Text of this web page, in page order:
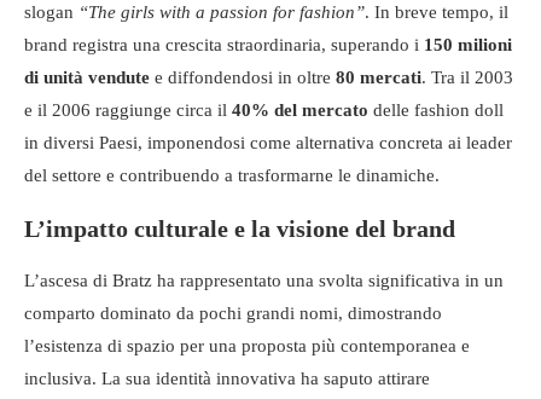
slogan “The girls with a passion for fashion”. In breve tempo, il
brand registra una crescita straordinaria, superando i 150 milioni
di unità vendute e diffondendosi in oltre 80 mercati. Tra il 2003
e il 2006 raggiunge circa il 40% del mercato delle fashion doll
in diversi Paesi, imponendosi come alternativa concreta ai leader
del settore e contribuendo a trasformarne le dinamiche.
L’impatto culturale e la visione del brand
L’ascesa di Bratz ha rappresentato una svolta significativa in un
comparto dominato da pochi grandi nomi, dimostrando
l’esistenza di spazio per una proposta più contemporanea e
inclusiva. La sua identità innovativa ha saputo attirare